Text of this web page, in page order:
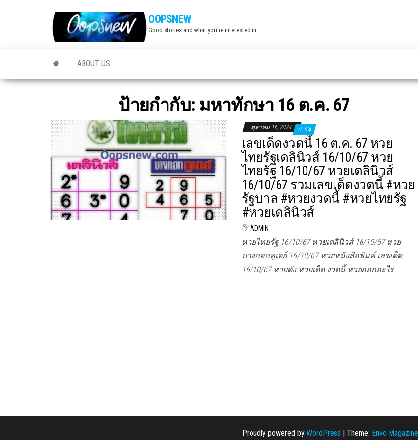
OOPSNEW
Good stories and what you're interested in
ABOUT US
ป้ายกำกับ: มหาทักษา 16 ต.ค. 67
ตุลาคม 16, 2024 0
เลขเด็ดงวดนี้ 16 ต.ค. 67 หวย
ไทยรัฐเดลินิวส์ 16/10/67 หวย
ไทยรัฐ 16/10/67 หวยเดลินิวส์
16/10/67 รวมเลขเด็ดงวดนี้ #หวย
รัฐบาล #หวยงวดนี้ #หวยไทยรัฐ
#หวยเดลินิวส์
By ADMIN
หวยไทยรัฐ 16/10/67 หวยเดลินิวส์ 16/10/67 หวย
บางกอกทูเดย์ 16/10/67 หวยหนังสือพิมพ์ เลขเด็ด
16/10/67 หวยดัง หวยเด็ด งวดนี้ หวยออกอะไร
Proudly powered by WordPress | Theme: Envo Magazine